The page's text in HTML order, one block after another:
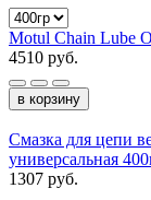
Motul Chain Lube
4510 руб.
в корзину
Смазка для цепи
универсальная
1307 руб.